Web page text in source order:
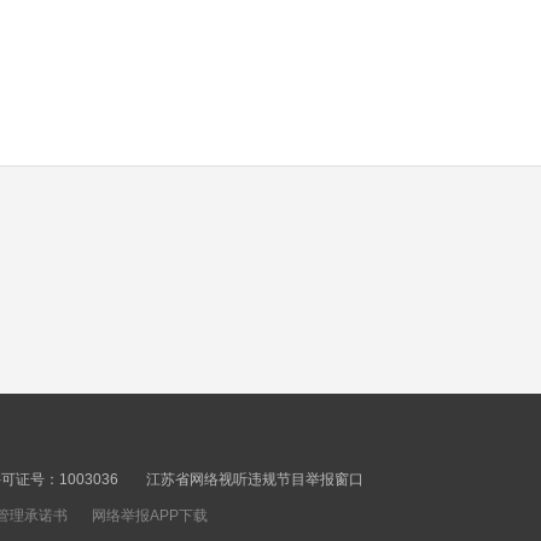
证号：1003036 江苏省网络视听违规节目举报窗口
理承诺书 网络举报APP下载